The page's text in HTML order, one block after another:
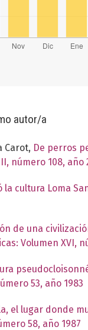
autor/a
Carot, De perros
número 108, año
la cultura Loma
de una
Volumen XVI,
53, año 1983
el lugar donde
58, año 1987